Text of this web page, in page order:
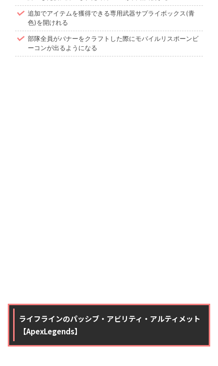
追加でアイテムを獲得できる専用武器サプライボックス(青
色)を開けれる
部隊全員がバナーをクラフトした際にモバイルリスポーンビ
ーコンが出るようになる
ライフラインのパッシブ・アビリティ・アルティメット
【ApexLegends】